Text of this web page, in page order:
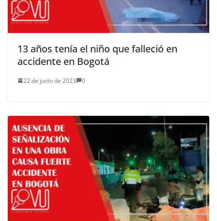
13 años tenía el niño que falleció en
accidente en Bogotá
22 de junio de 2023 0